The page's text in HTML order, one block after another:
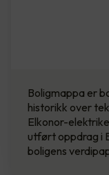
Boligmappa er
historikk over
Elkonor-
utført oppdrag i
boligens